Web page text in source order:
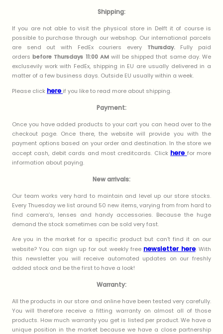
Shipping:
If you are not able to visit the physical store in Delft it of course is
possible to purchase through our webshop. Our international parcels
are send out with FedEx couriers every Thursday.Fully paid
ordersbefore Thursdays 11:00 AMwill be shipped that same day. We
exclusevily work with FedEx, shipping in EU are usually delivered in a
matter of a few business days. Outside EU usually within a week.
Please click here if you like to read more about shipping.
Payment:
Once you have added products to your cart you can head over to the
checkout page. Once there, the website will provide you with the
payment options based on your order and destination. In the store we
accept cash, debit cards and most creditcards. Click here for more
information about paying.
New arrivals:
Our team works very hard to maintain and level up our store stocks.
Every Thuesday we list around 50 new items, varying from from hard to
find camera’s, lenses and handy accessories. Because the huge
demand the stock sometimes can be sold very fast.
Are you in the market for a specific product but can’t find it on our
website? You can sign up for out weekly free newsletter here. With
this newsletter you will receive automated updates on our freshly
added stock and be the first to have a look!
Warranty:
All the products in our store and online have been tested very carefully.
You will therefore receive a fitting warranty on almost all of those
products. How much warranty you get is listed per product. We have a
unique position in the market because we have a close partnership